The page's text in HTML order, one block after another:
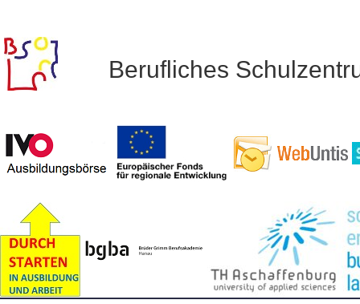
Berufliches